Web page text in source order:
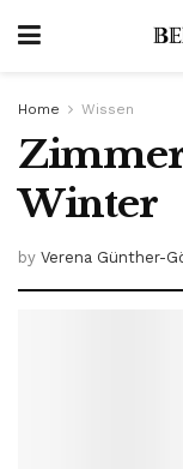
Home Wissen
Winter
by Verena Günther-